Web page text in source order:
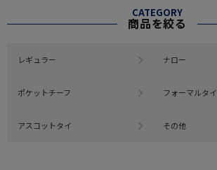
CATEGORY
商品を絞る
レギュラー ナロー
ポケットチーフ フォーマルタイ
アスコットタイ その他